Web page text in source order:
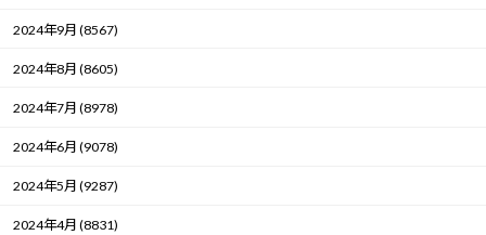
2024年9月 (8567)
2024年8月 (8605)
2024年7月 (8978)
2024年6月 (9078)
2024年5月 (9287)
2024年4月 (8831)